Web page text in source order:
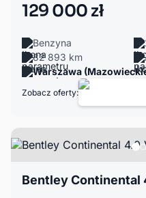
129 000 zł
Benzyna
82 893 km
Warszawa
Zobacz oferty:
Bentley Continental